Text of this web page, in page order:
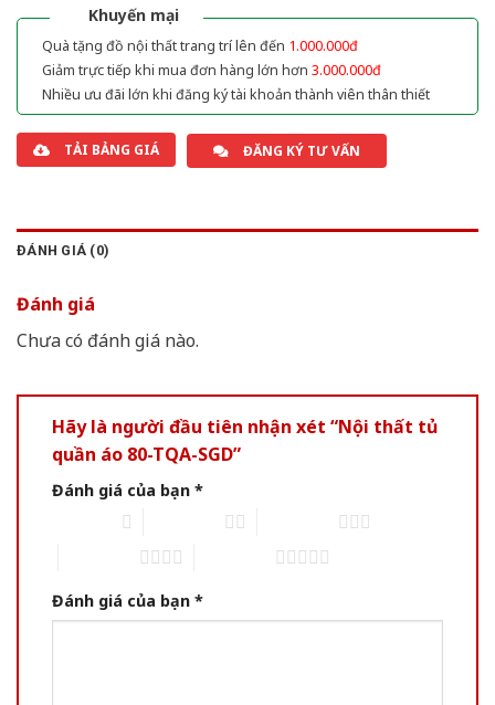
Khuyến mại
Quà tặng đồ nội thất trang trí lên đến 1.000.000đ
Giảm trực tiếp khi mua đơn hàng lớn hơn 3.000.000đ
Nhiều ưu đãi lớn khi đăng ký tài khoản thành viên thân thiết
TẢI BẢNG GIÁ ĐĂNG KÝ TƯ VẤN
ĐÁNH GIÁ (0)
Đánh giá
Chưa có đánh giá nào.
Hãy là người đầu tiên nhận xét “Nội thất tủ
quần áo 80-TQA-SGD”
Đánh giá của bạn *
Đánh giá của bạn *